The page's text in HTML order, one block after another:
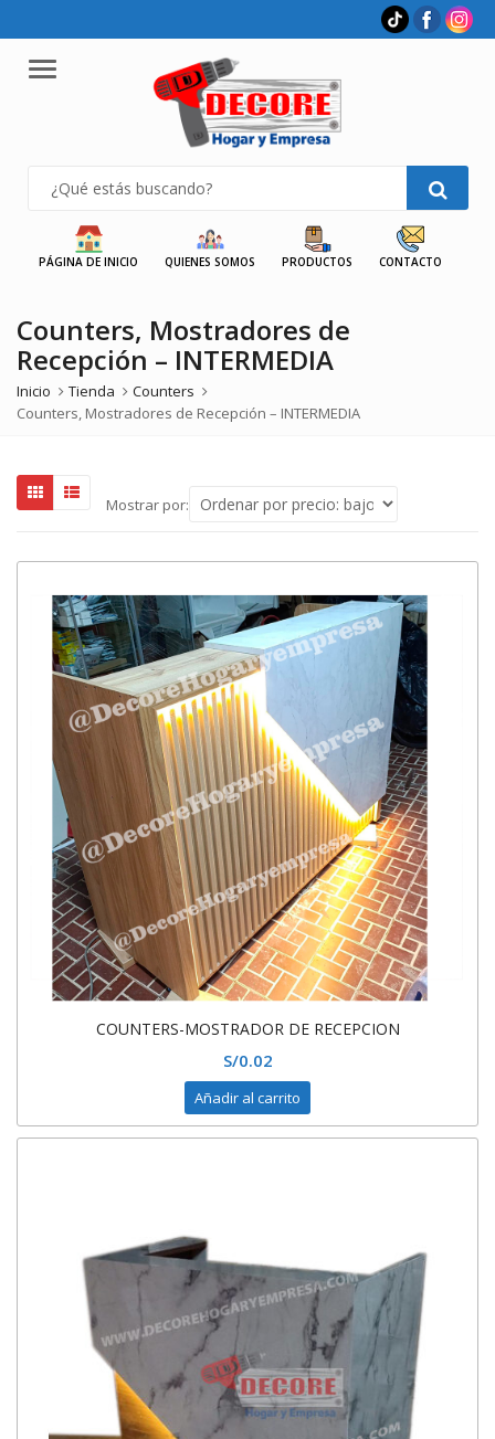
Menu
PÁGINA DE INICIO QUIENES SOMOS PRODUCTOS CONTACTO
Counters, Mostradores de
Recepción – INTERMEDIA
Inicio Tienda
Counters
Counters, Mostradores de Recepción – INTERMEDIA
Mostrar por:
COUNTERS-MOSTRADOR DE RECEPCION
S/0.02
Añadir al carrito